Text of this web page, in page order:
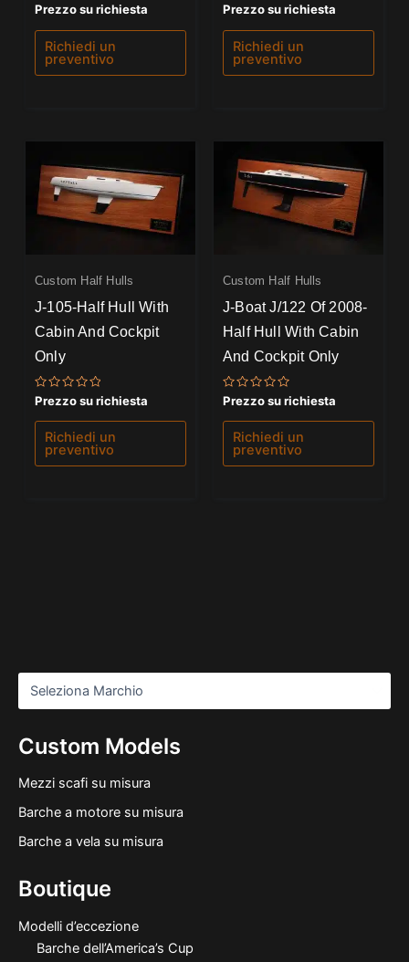
Custom Models
Mezzi scafi su misura
Barche a motore su misura
Barche a vela su misura
Boutique
Modelli d’eccezione
Barche dell’America’s Cup
Valutato
su
Prezzo su richiesta
Richiedi un
preventivo
Valutato
su
Prezzo su richiesta
Richiedi un
preventivo
Custom Half Hulls
J-105-Half Hull With
Cabin And Cockpit
Only
Valutato
0
su
Prezzo su richiesta
Richiedi un
preventivo
Custom Half Hulls
J-Boat J/122 Of 2008-
Half Hull With Cabin
And Cockpit Only
Valutato
0
su
Prezzo su richiesta
Richiedi un
preventivo